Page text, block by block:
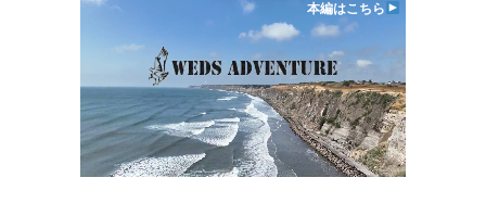
本編はこちら